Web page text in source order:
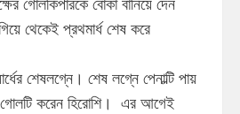
থেকেই প্রথমার্ধ শেষ করে
শেষলগ্নে। শেষ লগ্নে পেনাল্টি পায়
গোলটি করেন হিরোশি। এর আগেই